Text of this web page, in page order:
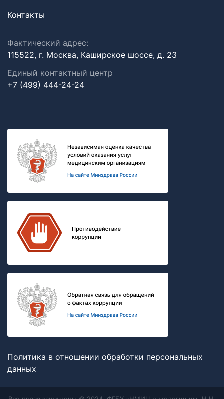
Контакты
Фактический адрес:
115522, г. Москва, Каширское шоссе, д. 23
Единый контактный центр
+7 (499) 444-24-24
Политика в отношении обработки персональных
данных